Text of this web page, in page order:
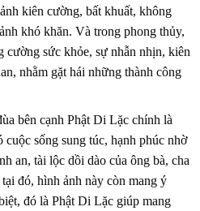
kiên cường, bất khuất, không
khó khăn. Và trong phong thủy,
cường sức khỏe, sự nhẫn nhịn, kiên
nhằm gặt hái những thành công
bên cạnh Phật Di Lặc chính là
cuộc sống sung túc, hạnh phúc nhờ
an, tài lộc dồi dào của ông bà, cha
đó, hình ảnh này còn mang ý
đó là Phật Di Lặc giúp mang